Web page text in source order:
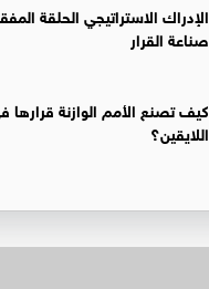
الإدراك الاستراتيجي الحلقة
صناعة القرار
كيف تصنع الأمم الوازنة
اللايقين؟